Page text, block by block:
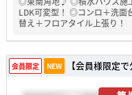
LDK可変型！ ◎コンロ＋洗面
替え＋フロアタイル上張り！
会員限定 NEW 【会員様限定で